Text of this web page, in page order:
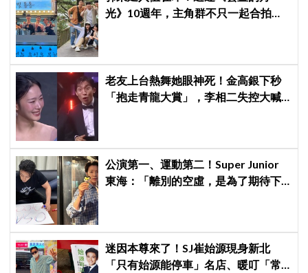
光》10週年，主角群不只一起合拍畫
老友上台熱舞她眼神死！金高銀下秒
「抱走青龍大賞」，李相二失控大喊
公演第一、運動第二！Super Junior
東海：「離別的空虛，是為了期待下
迷因本尊來了！SJ崔始源現身新北
「只有始源能停車」名店、暖叮「常